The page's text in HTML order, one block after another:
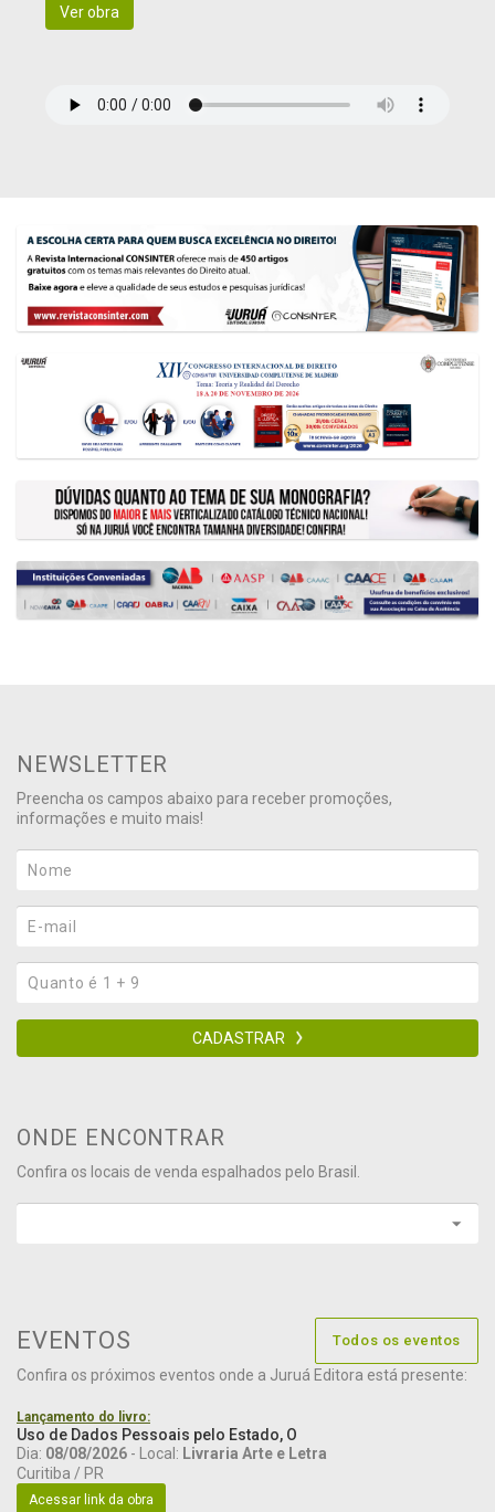
Ver obra
NEWSLETTER
Preencha os campos abaixo para receber promoções,
informações e muito mais!
CADASTRAR
ONDE ENCONTRAR
Confira os locais de venda espalhados pelo Brasil.
EVENTOS Todos os eventos
Confira os próximos eventos onde a Juruá Editora está presente:
Lançamento do livro:
Uso de Dados Pessoais pelo Estado, O
Dia: 08/08/2026 - Local: Livraria Arte e Letra
Curitiba / PR
Acessar link da obra